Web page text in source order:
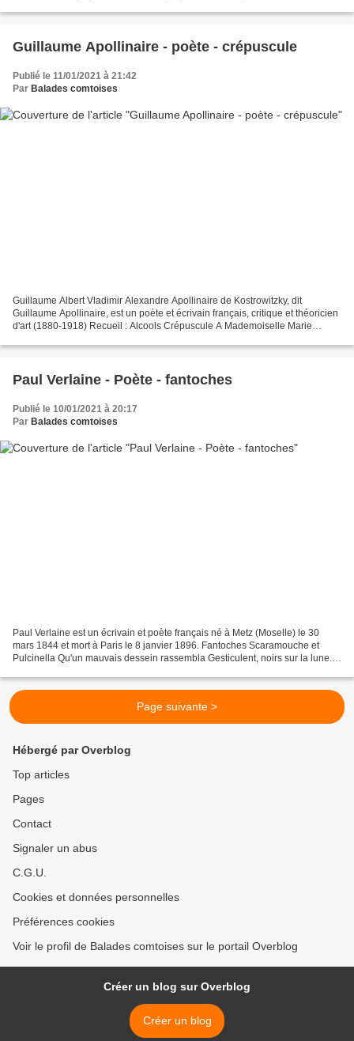
Guillaume Apollinaire - poète - crépuscule
Publié le 11/01/2021 à 21:42
Par Balades comtoises
Guillaume Albert Vladimir Alexandre Apollinaire de Kostrowitzky, dit
Guillaume Apollinaire, est un poète et écrivain français, critique et théoricien
d'art (1880-1918) Recueil : Alcools Crépuscule A Mademoiselle Marie
Paul Verlaine - Poète - fantoches
Publié le 10/01/2021 à 20:17
Par Balades comtoises
Paul Verlaine est un écrivain et poète français né à Metz (Moselle) le 30
mars 1844 et mort à Paris le 8 janvier 1896. Fantoches Scaramouche et
Pulcinella Qu'un mauvais dessein rassembla Gesticulent, noirs sur la lune.
Page suivante >
Hébergé par Overblog
Top articles
Pages
Contact
Signaler un abus
C.G.U.
Cookies et données personnelles
Préférences cookies
Voir le profil de Balades comtoises sur le portail Overblog
Créer un blog sur Overblog
Créer un blog